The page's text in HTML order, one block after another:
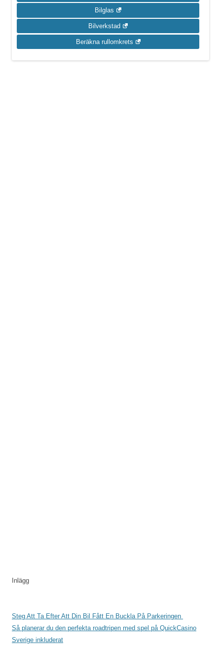
Bilglas
Bilverkstad
Beräkna rullomkrets
Inlägg
Steg Att Ta Efter Att Din Bil Fått En Buckla På Parkeringen
Så planerar du den perfekta roadtripen med spel på QuickCasino
Sverige inkluderat